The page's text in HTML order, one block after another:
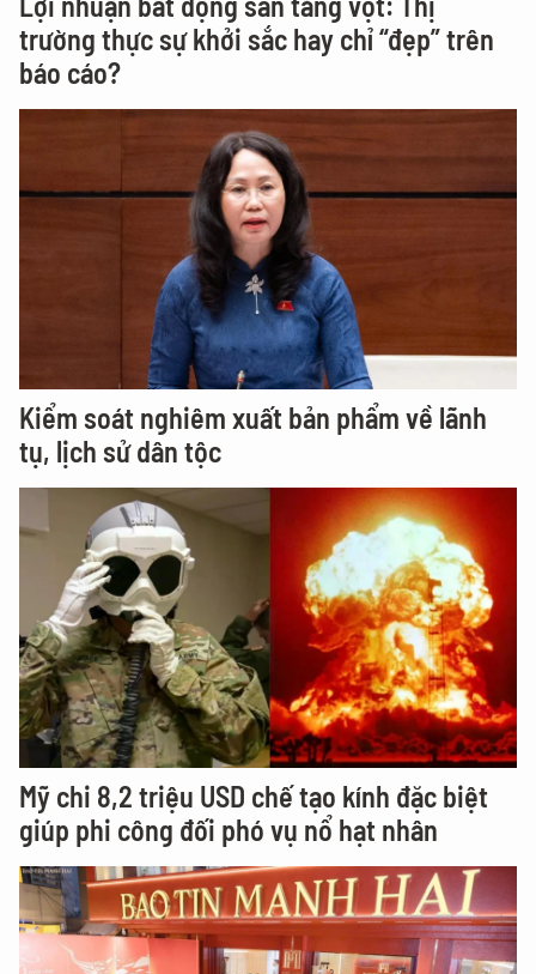
trường thực sự khởi sắc hay chỉ “đẹp” trên
báo cáo?
Kiểm soát nghiêm xuất bản phẩm về lãnh
tụ, lịch sử dân tộc
Mỹ chi 8,2 triệu USD chế tạo kính đặc biệt
giúp phi công đối phó vụ nổ hạt nhân